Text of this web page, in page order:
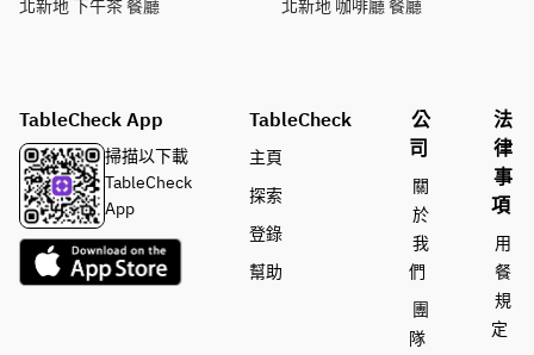
北新地 下午茶 餐廳 北新地 咖啡廳 餐廳
TableCheck App
掃描以下載
TableCheck
App
TableCheck
主頁
探索
登錄
幫助
公
司
關
於
我
們
團
隊
法
律
事
項
用
餐
規
定